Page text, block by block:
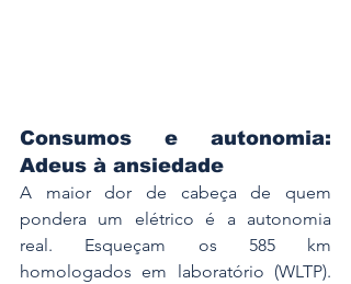
Consumos e autonomia:
Adeus à ansiedade
A maior dor de cabeça de quem
pondera um elétrico é a autonomia
real. Esqueçam os 585 km
homologados em laboratório (WLTP).